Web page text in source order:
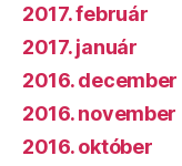
2017. február
2017. január
2016. december
2016. november
2016. október